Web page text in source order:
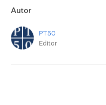
Autor
PT50
Editor